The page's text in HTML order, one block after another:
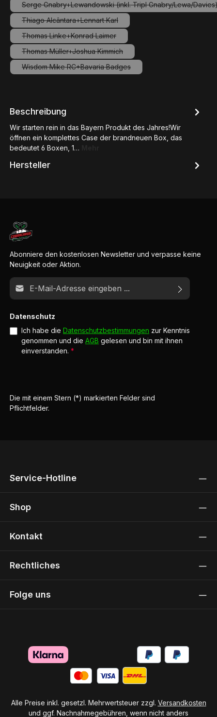
Serge Gnabry+Lewandowski (inkl. Tripl Gnabry/Lewa/
(Diese Option ist zurzeit nicht
Thiago Alcântara+Lennart Karl
(Diese Option ist zurzeit nicht verfügbar.)
Thomas Linke+Konrad Laimer
(Diese Option ist zurzeit nicht verfügbar.)
Thomas Müller+Joshua Kimmich
(Diese Option ist zurzeit nicht verfügbar.)
Wisdom Mike RC+Bavaria Badges
(Diese Option ist zurzeit nicht verfügbar.)
Beschreibung
Wir starten rein in das Bayern Produkt des Jahres!Wir
öffnen ein komplettes Case der brandneuen Box, das
bedeutet 6 Boxen, 1…
Hersteller
Abonniere den kostenlosen Newsletter und verpasse keine
Neuigkeit oder Aktion.
E-Mail-Adresse*
Datenschutz
Ich habe die Datenschutzbestimmungen zur Kenntnis
genommen und die AGB gelesen und bin mit ihnen
einverstanden. *
Die mit einem Stern (*) markierten Felder sind
Pflichtfelder.
Service-Hotline
Shop
Kontakt
Rechtliches
Folge uns
Alle Preise inkl. gesetzl. Mehrwertsteuer zzgl. Versandkosten
und ggf. Nachnahmegebühren, wenn nicht anders